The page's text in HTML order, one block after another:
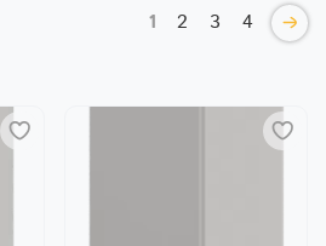
1 2 3 4